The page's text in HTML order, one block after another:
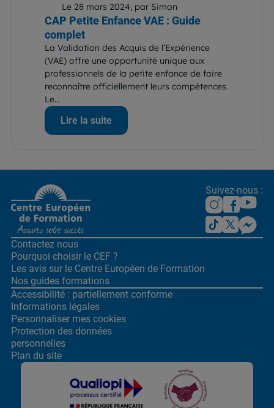
Le 28 mars 2024, par Simon
CAP Petite Enfance VAE : Guide
complet
La Validation des Acquis de l’Expérience
(VAE) offre une opportunité unique aux
professionnels de la petite enfance de faire
reconnaître officiellement leurs compétences.
Le...
Lire la suite
Suivez-nous :
Contactez nous
Pourquoi choisir le CEF ?
Les avis sur le Centre Européen de Formation
Nos guides formations
Accessibilité : partiellement conforme
Informations légales
Personnaliser mes cookies
Protection des données
personnelles
Plan du site